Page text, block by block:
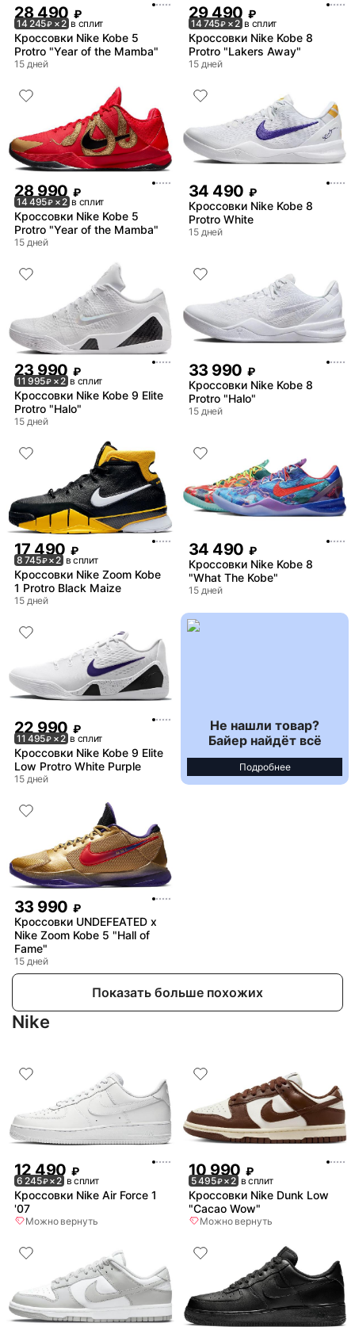
28 490 ₽
14 245₽ × 2 в сплит
Кроссовки Nike Kobe 5
Protro "Year of the Mamba"
15 дней
29 490 ₽
14 745₽ × 2 в сплит
Кроссовки Nike Kobe 8
Protro "Lakers Away"
15 дней
28 990 ₽
14 495₽ × 2 в сплит
Кроссовки Nike Kobe 5
Protro "Year of the Mamba"
15 дней
34 490 ₽
Кроссовки Nike Kobe 8
Protro White
15 дней
23 990 ₽
11 995₽ × 2 в сплит
Кроссовки Nike Kobe 9 Elite
Protro "Halo"
15 дней
33 990 ₽
Кроссовки Nike Kobe 8
Protro "Halo"
15 дней
17 490 ₽
8 745₽× 2 в сплит
Кроссовки Nike Zoom Kobe
1 Protro Black Maize
15 дней
34 490 ₽
Кроссовки Nike Kobe 8
"What The Kobe"
15 дней
22 990 ₽
11 495₽ × 2 в сплит
Кроссовки Nike Kobe 9 Elite
Low Protro White Purple
15 дней
Не нашли товар?
Байер найдёт всё
Подробнее
33 990 ₽
Кроссовки UNDEFEATED x
Nike Zoom Kobe 5 "Hall of
Fame"
15 дней
Показать больше похожих
Nike
12 490 ₽
6 245₽× 2 в сплит
Кроссовки Nike Air Force 1
'07
Можно вернуть
10 990 ₽
5 495₽× 2 в сплит
Кроссовки Nike Dunk Low
"Cacao Wow"
Можно вернуть